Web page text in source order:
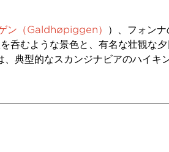
ン（Galdhøpiggen）
）、フォン
呑むような景色と、有名な壮観な夕
、典型的なスカンジナビアのハイキ